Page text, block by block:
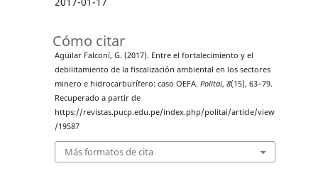
Cómo citar
Aguilar Falconí, G. (2017). Entre el fortalecimiento y el
debilitamiento de la fiscalización ambiental en los sectores
minero e hidrocarburífero: caso OEFA. Politai, 8(15), 63–79.
Recuperado a partir de
https://revistas.pucp.edu.pe/index.php/politai/article/view
/19587
Más formatos de cita